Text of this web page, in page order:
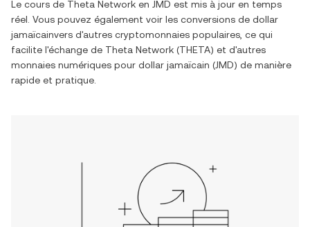
Le cours de Theta Network en JMD est mis à jour en temps
réel. Vous pouvez également voir les conversions de dollar
jamaïcainvers d'autres cryptomonnaies populaires, ce qui
facilite l'échange de Theta Network (THETA) et d'autres
monnaies numériques pour dollar jamaïcain (JMD) de manière
rapide et pratique.